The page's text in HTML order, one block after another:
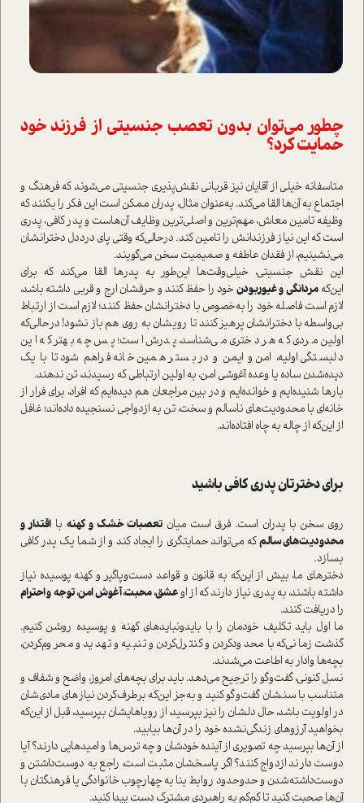
چطور می‌توان بدون تعصب جنسیتی از فرزند خود
حمایت کرد؟
متاسفانه خیلی از آقایان نیز قربانی نقش‌پذیری جنسیتی می‌شوند که فرهنگ و
اجتماع به آن‌ها القا می‌کند. به‌عنوان مثال، پدران ممکن ا‌ست این فکر را بکنند که
وظیفه تامین معاش، مهم‌ترین و اصلی‌ترین وظایف آن‌ها‌ست و پدر کافی، پدری
ا‌ست که این نیاز فرزندانش را تامین کند. در‌حالی‌که وقتی پای درد‌دل دخترانشان
می‌نشینیم، از فقدان عاطفه و صمیمیت سخن می‌گویند.
این نقش جنسیتی، خیلی‌وقت‌ها این‌طور به پدر‌ها القا می‌کند که برای
این‌کهمردانگی و غیور‌بودن خود را حفظ کنند و حرفشان ارج و قربی داشته باشد،
لازم ا‌ست فاصله خود را به‌خصوص با دخترانشان حفظ کنند؛ لازم ا‌ست از ارتباط
بی‌واسطه با دخترانشان پرهیز کنند تا رویشان به روی هم باز نشود! در‌حالی‌که
اولین مردی که هر دختری می‌شناسد، پدرش ا‌ست؛ پس چه بهتر که این
دلبستگی اولیه، امن و ایمن و در بستر همین خانه فراهم شود تا با یک
دیده‌شدن ساده‌ یا وعده آغوشی امن‌، به اولین ارتباطی که رسیدند، تن ندهند.
بارها شنیده‌ایم و خوانده‌ایم و در بین مراجعان هم دیده‌ایم که افراد، برای فرار از
خانه‌ای با محدودیت‌های ناسالم و سخت، تن به ازدواجی نسنجیده داده‌اند؛ غافل
از این‌که از چاله به چاه افتاده‌اند.
برای دخترتان پدری کافی باشید
روی سخن با پدران ا‌ست. فرق ا‌ست میان تعصبات خشک و کهنه با اقتدار و
محدودیت‌های سالمکه می‌تواند حمایتگری را ایجاد کند و از شما یک پدر کافی
بسازد.
دخترهای ما، بیش از این‌که به قانون و قواعد دست‌و‌پا‌گیر و کهنه پوسیده نیاز
داشته باشند، به پدری نیاز دارند که از اوعشق، محبت، آغوش امن‌، توجه و احترام
را دریافت کنند.
ما اول باید تکلیف خودمان را با باید‌و‌نباید‌های کهنه و پوسیده روشن کنیم.
گذشت زمانی‌که با محدود‌کردن و کنترل‌کردن و تنبیه و تهدید و محروم‌کردن،
بچه‌ها وادار به اطاعت می‌شدند.
نسل کنونی، گفت‌وگو را ترجیح می‌دهد. باید برای بچه‌های امروز، واضح و شفاف و
متناسب با سنشان گفت‌وگو کنید و به‌جز این‌که برطرف‌کردن نیاز‌های مادی‌شان
در اولویت باشد، حال دلشان را نیز بپرسید، از رویاهایشان بپرسید، قبل از این‌که
بخواهید آرزوهای زندگی‌نشده خود را در آن‌ها بیابید.
از آن‌ها بپرسید چه تصویری از آینده خودشان و چه ترس‌ها و امیدهایی دارند؟ آیا
دوست دارند ازدواج کنند؟ اگر پاسخشان مثبت ا‌ست، راجع به دوست‌داشتن و
دوست‌داشته‌شدن و حد‌و‌حدود روابط بنا به چهارچوب خانوادگی یا فرهنگتان با
آن‌ها صحبت کنید تا کم‌کم به راهبردی مشترک دست پیدا کنید.